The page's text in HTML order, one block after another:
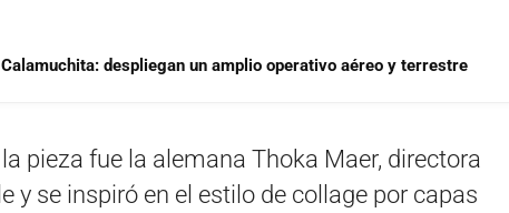
despliegan un amplio operativo aéreo y terrestre
pieza fue la alemana Thoka Maer, directora
y se inspiró en el estilo de collage por capas